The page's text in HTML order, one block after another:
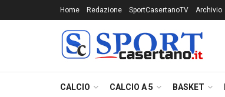
Home Redazione SportCasertanoTV Archivio
CALCIO CALCIO A 5 BASKET